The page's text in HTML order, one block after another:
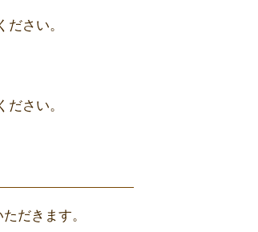
さい。
さい。
だきます。